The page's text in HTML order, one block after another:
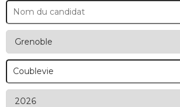
WEEK-END
Guides de France
Escapades
Patrimoine
Expositions
Musées
Week-end nature
+
LIFESTYLE
Art de vivre
Bien-être
Loisirs
Mode
Modes de vie
Alimentation
Guide de la santé
Maladies
Médicaments
Sommeil
VOYAGE
Destinations
City break
Voyage nature
Voyage de noces
Forum
Climat
PHOTO